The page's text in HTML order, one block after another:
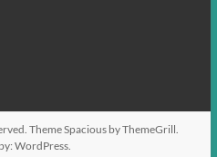
ThemeSpacious by ThemeGrill.
WordPress